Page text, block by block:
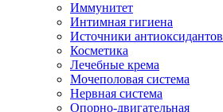
Иммунитет
Интимная гигиена
Источники антиоксидантов
Косметика
Лечебные крема
Мочеполовая система
Нервная система
Опорно-двигательная